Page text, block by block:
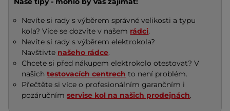
Nevíte si rady s výběrem správné velikosti a typu
kola? Více se dozvíte v našem rádci.
Nevíte si rady s výběrem elektrokola?
Navštivte našeho rádce.
Chcete si před nákupem elektrokolo otestovat? V
našichtestovacích centrech to není problém.
Přečtěte si více o profesionálním garančním i
pozáručnímservise kol na našich prodejnách.